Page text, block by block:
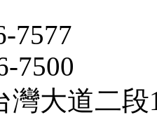
7577
7500
灣大道二段